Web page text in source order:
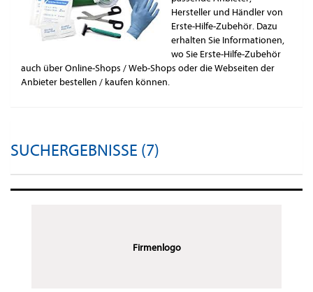
Hersteller und Händler von
Erste-Hilfe-Zubehör. Dazu
erhalten Sie Informationen,
wo Sie Erste-Hilfe-Zubehör
auch über Online-Shops / Web-Shops oder die Webseiten der
Anbieter bestellen / kaufen können.
SUCHERGEBNISSE (7)
Firmenlogo